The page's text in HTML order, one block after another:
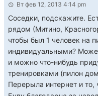
Вт фев 12, 2013 4:14 pm
Соседки, подскажите.
рядом (Митино,
чтобы был 1 человек на
индивидуальными?
и можно что-нибудь
тренировками (пилон
Перерыла интернет и то,